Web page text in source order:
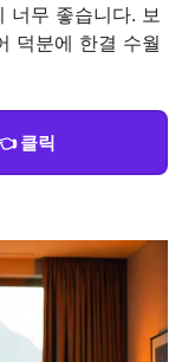
너무 좋습니다. 보
덕분에 한결 수월
클릭